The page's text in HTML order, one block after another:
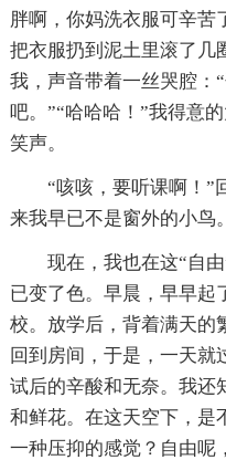
胖啊，你妈洗衣服可辛苦
把衣服扔到泥土里滚了几
我，声音带着一丝哭腔：
吧。”“哈哈哈！”我得意
笑声。
“咳咳，要听课啊！”
来我早已不是窗外的小鸟。
现在，我也在这“自
已变了色。早晨，早早起
校。放学后，背着满天的
回到房间，于是，一天就
试后的辛酸和无奈。我还
和鲜花。在这天空下，是
一种压抑的感觉？自由呢